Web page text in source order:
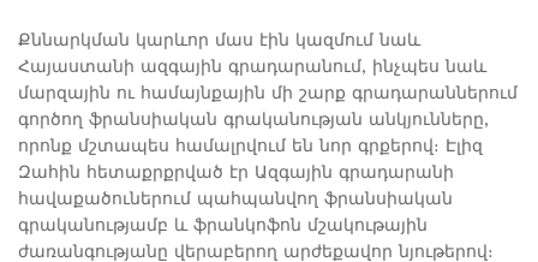
Քննարկման կարևոր մաս էին կազմում նաև
Հայաստանի ազգային գրադարանում, ինչպես նաև
մարզային ու համայնքային մի շարք գրադարաններում
գործող ֆրանսիական գրականության անկյունները,
որոնք մշտապես համալրվում են նոր գրքերով։ Էլիզ
Զահին հետաքրքրված էր Ազգային գրադարանի
հավաքածուներում պահպանվող ֆրանսիական
գրականությամբ և ֆրանկոֆոն մշակութային
ժառանգությանը վերաբերող արժեքավոր նյութերով։